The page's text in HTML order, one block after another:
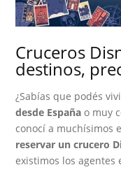
Cruceros
destinos,
¿Sabías que podés
desde España o muy
conocí a muchísimos
reservar un crucero
existimos los agentes